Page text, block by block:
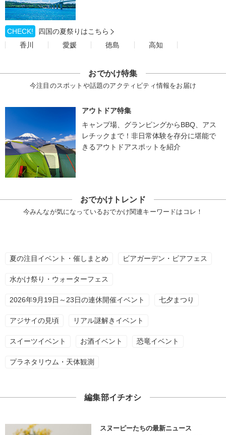
CHECK!
四国の夏祭りはこちら
香川
愛媛 徳島 高知
おでかけ特集
今注目のスポットや話題のアクティビティ情報をお届け
アウトドア特集
キャンプ場、グランピングからBBQ、アス
レチックまで！非日常体験を存分に堪能で
きるアウトドアスポットを紹介
おでかけトレンド
今みんなが気になっているおでかけ関連キーワードはコレ！
夏の注目イベント・催しまとめ ビアガーデン・ビアフェス
水かけ祭り・ウォーターフェス
2026年9月19日～23日の連休開催イベント 七夕まつり
アジサイの見頃 リアル謎解きイベント
スイーツイベント お酒イベント 恐竜イベント
プラネタリウム・天体観測
編集部イチオシ
スヌーピーたちの最新ニュース